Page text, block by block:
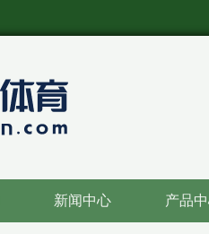
新闻中心 产品